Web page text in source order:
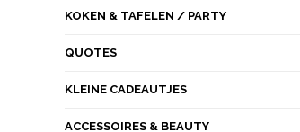
KOKEN & TAFELEN / PARTY
QUOTES
KLEINE CADEAUTJES
ACCESSOIRES & BEAUTY